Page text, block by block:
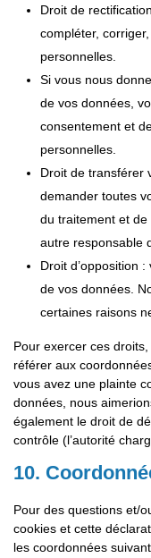
Droit de
compléter,
personnelles.
Si vous nous
de vos données,
consentement et
personnelles.
Droit de transférer
demander toutes
du traitement et
autre responsable
Droit d’opposition
de vos données.
certaines raisons
Pour exercer ces
référer aux
vous avez une plainte
données, nous
également le droit de
contrôle (l’autorité
10.
Pour des questions et/
cookies et cette
les coordonnées